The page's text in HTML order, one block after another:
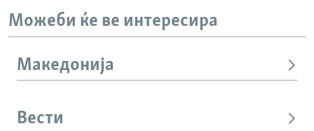
Можеби ќе ве интересира
Македонија
Вести